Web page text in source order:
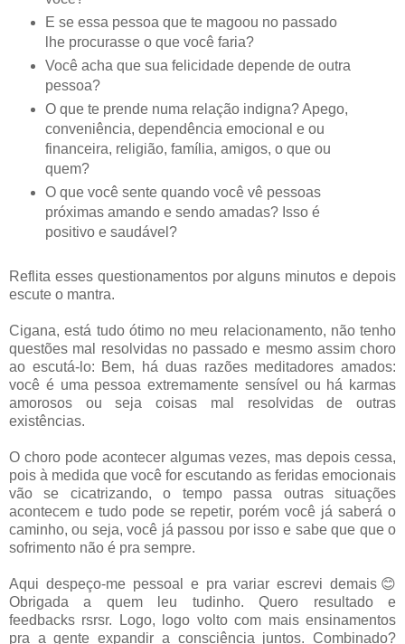
E se essa pessoa que te magoou no passado
lhe procurasse o que você faria?
Você acha que sua felicidade depende de outra
pessoa?
O que te prende numa relação indigna? Apego,
conveniência, dependência emocional e ou
financeira, religião, família, amigos, o que ou
quem?
O que você sente quando você vê pessoas
próximas amando e sendo amadas? Isso é
positivo e saudável?
Reflita esses questionamentos por alguns minutos e depois
escute o mantra.
Cigana, está tudo ótimo no meu relacionamento, não tenho
questões mal resolvidas no passado e mesmo assim choro
ao escutá-lo: Bem, há duas razões meditadores amados:
você é uma pessoa extremamente sensível ou há karmas
amorosos ou seja coisas mal resolvidas de outras
existências.
O choro pode acontecer algumas vezes, mas depois cessa,
pois à medida que você for escutando as feridas emocionais
vão se cicatrizando, o tempo passa outras situações
acontecem e tudo pode se repetir, porém você já saberá o
caminho, ou seja, você já passou por isso e sabe que que o
sofrimento não é pra sempre.
Aqui despeço-me pessoal e pra variar escrevi demais😊
Obrigada a quem leu tudinho. Quero resultado e
feedbacks rsrsr. Logo, logo volto com mais ensinamentos
pra a gente expandir a consciência juntos. Combinado?